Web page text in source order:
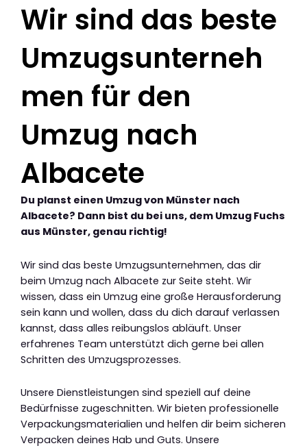
Wir sind das beste
Umzugsunterneh
men für den
Umzug nach
Albacete
Du planst einen Umzug von Münster nach
Albacete? Dann bist du bei uns, dem Umzug Fuchs
aus Münster, genau richtig!
Wir sind das beste Umzugsunternehmen, das dir
beim Umzug nach Albacete zur Seite steht. Wir
wissen, dass ein Umzug eine große Herausforderung
sein kann und wollen, dass du dich darauf verlassen
kannst, dass alles reibungslos abläuft. Unser
erfahrenes Team unterstützt dich gerne bei allen
Schritten des Umzugsprozesses.
Unsere Dienstleistungen sind speziell auf deine
Bedürfnisse zugeschnitten. Wir bieten professionelle
Verpackungsmaterialien und helfen dir beim sicheren
Verpacken deines Hab und Guts. Unsere